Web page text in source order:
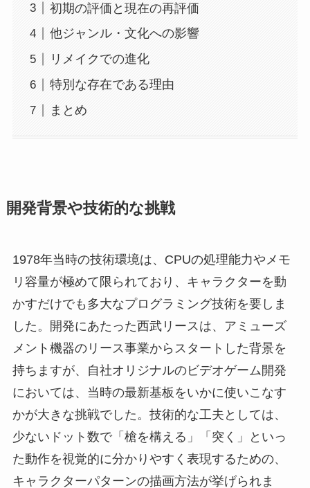
初期の評価と現在の再評価
他ジャンル・文化への影響
リメイクでの進化
特別な存在である理由
まとめ
開発背景や技術的な挑戦
1978年当時の技術環境は、CPUの処理能力やメモ
リ容量が極めて限られており、キャラクターを動
かすだけでも多大なプログラミング技術を要しま
した。開発にあたった西武リースは、アミューズ
メント機器のリース事業からスタートした背景を
持ちますが、自社オリジナルのビデオゲーム開発
においては、当時の最新基板をいかに使いこなす
かが大きな挑戦でした。技術的な工夫としては、
少ないドット数で「槍を構える」「突く」といっ
た動作を視覚的に分かりやすく表現するための、
キャラクターパターンの描画方法が挙げられま